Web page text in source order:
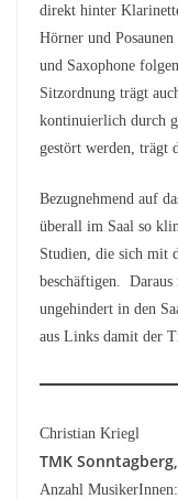
direkt hinter
Hörner und
und Saxophone
Sitzordnung trägt
kontinuierlich durch
gestört werden, trägt
Bezugnehmend auf
überall im Saal so
Studien, die sich mit
beschäftigen.
ungehindert in den
aus Links damit der
Christian Kriegl
TMK
Anzahl